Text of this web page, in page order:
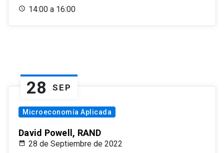
14:00 a 16:00
28 SEP
Microeconomía Aplicada
David Powell, RAND
28 de Septiembre de 2022